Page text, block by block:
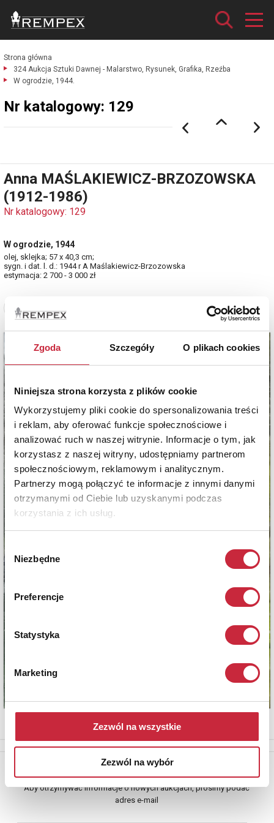
Zgoda Szczegóły O plikach cookies
Niniejsza strona korzysta z plików cookie
Wykorzystujemy pliki cookie do spersonalizowania treści
i reklam, aby oferować funkcje społecznościowe i
analizować ruch w naszej witrynie. Informacje o tym, jak
korzystasz z naszej witryny, udostępniamy partnerom
społecznościowym, reklamowym i analitycznym.
Partnerzy mogą połączyć te informacje z innymi danymi
otrzymanymi od Ciebie lub uzyskanymi podczas
korzystania z ich usług.
zgody
Niezbędne
Preferencje
Statystyka
Marketing
Zezwól na wszystkie
Zezwól na wybór
Strona główna
324 Aukcja Sztuki Dawnej - Malarstwo, Rysunek, Grafika, Rzeźba
W ogrodzie, 1944.
Nr katalogowy: 129
Anna MAŚLAKIEWICZ-BRZOZOWSKA
(1912-1986)
Nr katalogowy: 129
W ogrodzie, 1944
olej, sklejka; 57 x 40,3 cm;
sygn. i dat. l. d.: 1944 r A Maślakiewicz-Brzozowska
estymacja: 2 700 - 3 000 zł
Zobacz pełne informacje
Newsletter
Aby otrzymywać informacje o nowych aukcjach, prosimy podać
adres e-mail